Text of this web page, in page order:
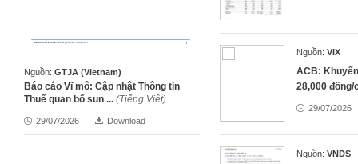
Nguồn: GTJA (Vietnam)
Báo cáo Vĩ mô: Cập nhật Thông tin
Thuế quan bổ sun ... (Tiếng Việt)
29/07/2026 Download
Nguồn: VIX
ACB:
28,000 đồng/
29/07/2026
Nguồn: VNDS